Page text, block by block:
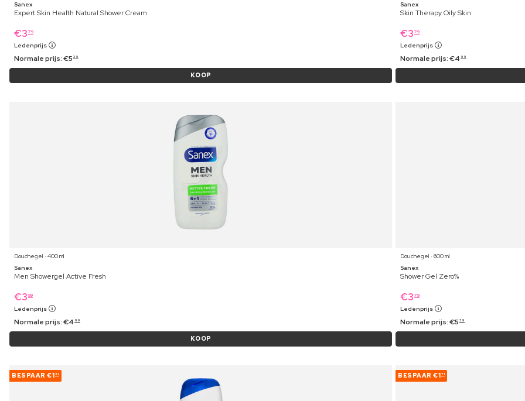
Sanex
Expert Skin Health Natural Shower Cream
€3 79
Ledenprijs
Normale prijs:€5 39
KOOP
Sanex
Skin Therapy Oily Skin
€3 79
Ledenprijs
Normale prijs:€4 99
Douchegel ⋅ 400 ml
Sanex
Men Showergel Active Fresh
€3 99
Ledenprijs
Normale prijs:€4 99
KOOP
Douchegel ⋅ 600 ml
Sanex
Shower Gel Zero%
€3 79
Ledenprijs
Normale prijs:€5 39
BESPAAR €1 33 BESPAAR €1 71